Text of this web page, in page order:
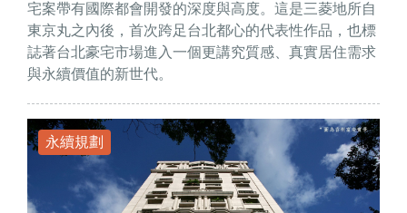
宅案帶有國際都會開發的深度與高度。這是三菱地所自
東京丸之內後，首次跨足台北都心的代表性作品，也標
誌著台北豪宅市場進入一個更講究質感、真實居住需求
與永續價值的新世代。
永續規劃